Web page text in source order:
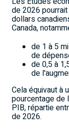
de 2026
dollars
Canada,
de 1 à 5
de
de 0,5 à
de
Cela équivaut à
pourcentage de
PIB, répartie
de 2026.